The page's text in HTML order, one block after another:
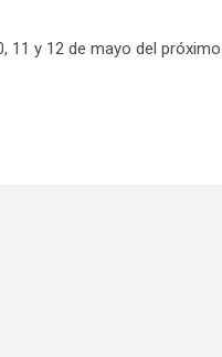
11 y 12 de mayo del próximo